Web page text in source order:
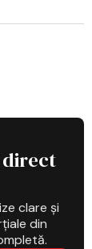
clare și
din